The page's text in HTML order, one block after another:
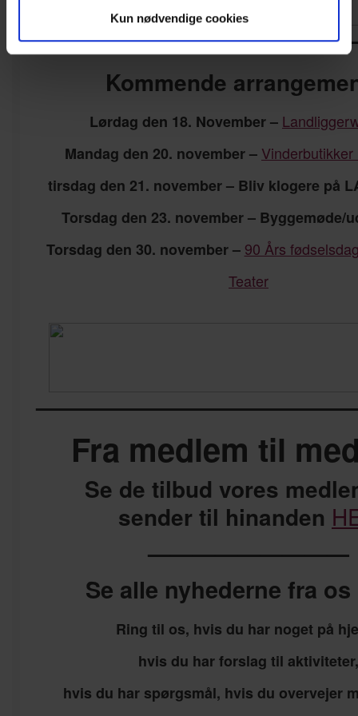
Kun nødvendige cookies
Kommende
Lørdag den 18. November –
Mandag den 20. november –
tirsdag den 21. november – Bliv klogere på
Torsdag den 23. november – Byggemøde/
Torsdag den 30. november – 90 Års
Teater
Fra medlem til
Se de tilbud vores
sender til hinanden
—————————
Se alle nyhederne fra
Ring til os, hvis du har noget på
hvis du har forslag til aktiviteter,
hvis du har spørgsmål, hvis du overvejer